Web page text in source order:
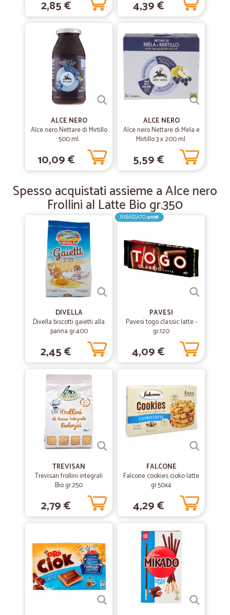
Tutto bene tranne le spese per il pagamento con paypal.
Tutto bene, non riesco a capire perchè vengono fatte pagare le spese
per il pagamento.
26/02/2020
— Ferruccio O.
Consegna di parola
Consegna di parola, il prodotto buono
15/12/2018
— Bruno B.
Mostarda Mantovana
Ottimo nel prezzo e veloci nella consegna.
2,85 € 4,39 €
ALCE NERO
Alce nero Nettare di Mirtillo
500 ml.
10,09 €
ALCE NERO
Alce nero Nettare di Mela e
Mirtillo 3 x 200 ml.
5,59 €
Spesso acquistati assieme a Alce nero
Frollini al Latte Bio gr.350
DIVELLA
Divella biscotti gaietti alla
panna gr.400
2,45 €
RIBASSATO4,65€
PAVESI
Pavesi togo classic latte -
gr.120
4,09 €
TREVISAN
Trevisan frollini integrali
Bio gr.250
2,79 €
FALCONE
Falcone cookies cioko latte
gr.50x4
4,29 €